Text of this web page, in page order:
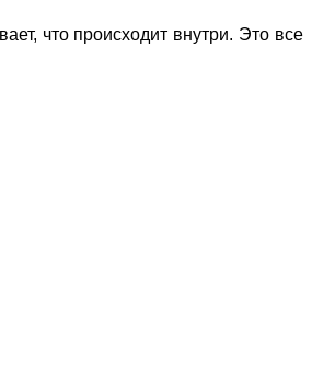
что происходит внутри. Это все